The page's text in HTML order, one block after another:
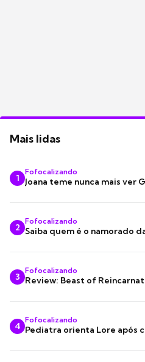
Mais lidas
1
Fofocalizando
Joana teme nunca mais ver
2
Fofocalizando
Saiba quem é o namorado
3
Fofocalizando
Review: Beast of
4
Fofocalizando
Pediatra orienta Lore após